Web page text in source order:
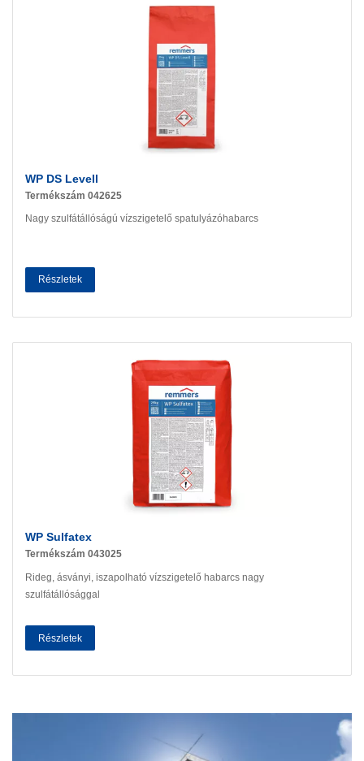
WP DS Levell
Termékszám 042625
Nagy szulfátállóságú vízszigetelő spatulyázóhabarcs
Részletek
WP Sulfatex
Termékszám 043025
Rideg, ásványi, iszapolható vízszigetelő habarcs nagy
szulfátállósággal
Részletek